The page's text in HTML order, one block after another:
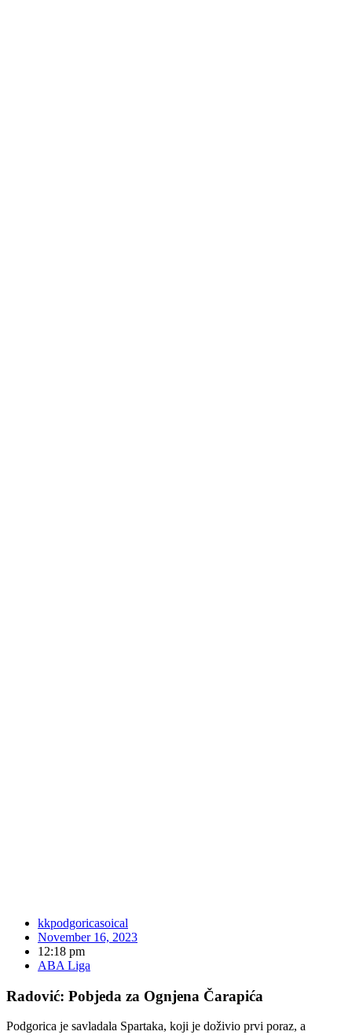
kkpodgoricasoical
November 16, 2023
12:18 pm
ABA Liga
Radović: Pobjeda za Ognjena Čarapića
Podgorica je savladala Spartaka, koji je doživio prvi poraz, a